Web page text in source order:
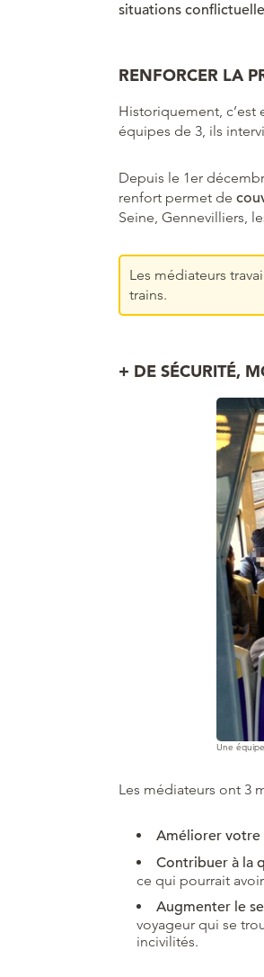
situations
RENFORCER LA
Historiquement, c’est
équipes de 3, ils
Depuis le 1er
renfort permet de
Seine, Gennevilliers,
Les médiateurs
trains.
+ DE SÉCURITÉ,
Une
Les médiateurs ont 3
Améliorer
Contribuer à la
ce qui pourrait
Augmenter le
voyageur qui se
incivilités.